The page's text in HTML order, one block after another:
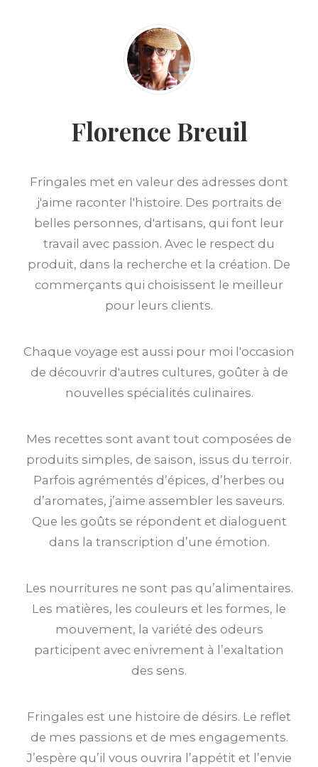
Florence Breuil
Fringales met en valeur des adresses dont
j'aime raconter l'histoire. Des portraits de
belles personnes, d'artisans, qui font leur
travail avec passion. Avec le respect du
produit, dans la recherche et la création. De
commerçants qui choisissent le meilleur
pour leurs clients.
Chaque voyage est aussi pour moi l'occasion
de découvrir d'autres cultures, goûter à de
nouvelles spécialités culinaires.
Mes recettes sont avant tout composées de
produits simples, de saison, issus du terroir.
Parfois agrémentés d’épices, d’herbes ou
d’aromates, j’aime assembler les saveurs.
Que les goûts se répondent et dialoguent
dans la transcription d’une émotion.
Les nourritures ne sont pas qu’alimentaires.
Les matières, les couleurs et les formes, le
mouvement, la variété des odeurs
participent avec enivrement à l’exaltation
des sens.
Fringales est une histoire de désirs. Le reflet
de mes passions et de mes engagements.
J’espère qu’il vous ouvrira l’appétit et l’envie